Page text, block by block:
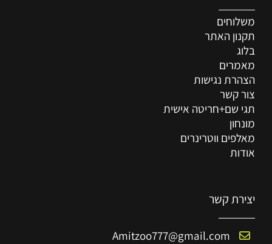
משלוחים
תקנון האתר
בלוג
מאמרים
הצהרת נגישות
צור קשר
תגי שם+חריטה אישית
מונחון
מאלפים ווטרינרים
אודות
יצירת קשר
Amitzoo777@gmail.com